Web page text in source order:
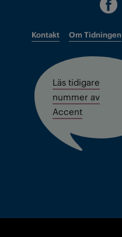
Kontakt Om Tidningen
Läs tidigare
nummer av
Accent